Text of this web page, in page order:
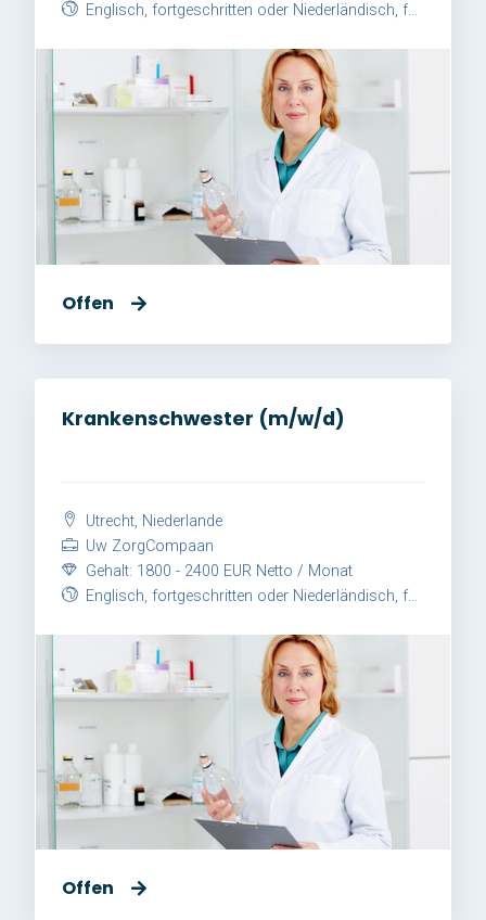
Englisch, fortgeschritten oder Niederländisch, fortgeschritten
Offen
Krankenschwester (m/w/d)
Utrecht, Niederlande
Uw ZorgCompaan
Gehalt: 1800 - 2400 EUR Netto / Monat
Englisch, fortgeschritten oder Niederländisch, fortgeschritten
Offen